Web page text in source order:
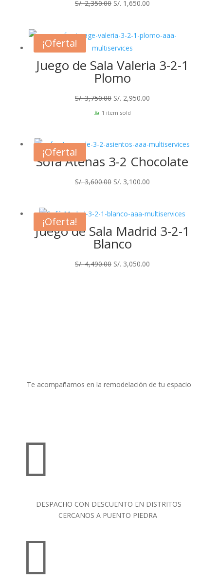
S/.2,350.00 El
era:
S/. 2,350.00.
S/. 1,650.00El
es:
¡Oferta!
Juego de Sala Valeria 3-2-1
Plomo
S/.3,750.00 El
precio
S/. 3,750.00.
S/. 2,950.00El
S/. 2,950.00.
1 item sold
¡Oferta!
Sofá Atenas 3-2 Chocolate
S/.3,600.00 El
era:
S/. 3,600.00.
S/. 3,100.00El
es:
S/. 3,100.00.
¡Oferta!
Juego de Sala Madrid 3-2-1
Blanco
S/.4,490.00 El
S/. 3,050.00El
Te acompañamos en la remodelación de tu espacio

DESPACHO CON DESCUENTO EN DISTRITOS
CERCANOS A PUENTO PIEDRA
